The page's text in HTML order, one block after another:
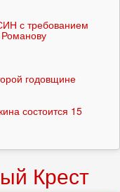
с требованием
годовщине
состоится 15
Крест